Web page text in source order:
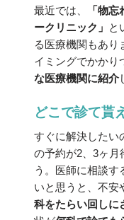
最近では、
「物
ークリニック」 と
る医療機関もあり
イミングでかかり
な医療機関に紹介
どこで診て貰
すぐに解決したい
の予約が2、3ヶ月
う。医師に相談す
いと思うと、不安
科をたらい回しに